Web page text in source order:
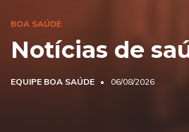
BOA SAÚDE
Notícias de
EQUIPE BOA SAÚDE 06/08/2026